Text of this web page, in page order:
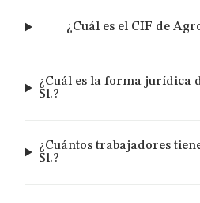
¿Cuál es el CIF de
¿Cuál es la forma jurídica
Sl.?
¿Cuántos trabajadores
Sl.?